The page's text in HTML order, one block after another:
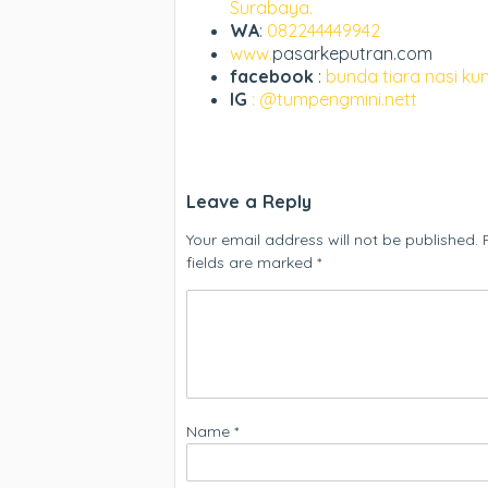
Surabaya.
WA: 082244449942
www.pasarkeputran.com
facebook : bunda tiara nasi
IG : @tumpengmini.nett
Leave a Reply
Your email address will not be published.
fields are marked *
Name *